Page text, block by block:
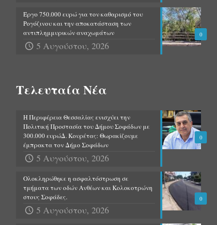
0
Έργο 750.000 ευρώ για τον καθαρισμό του
Ρογόζινου και την αποκατάσταση των
αντιπλημμυρικών αναχωμάτων
5 Αυγούστου, 2026
Τελευταία Νέα
0
Η Περιφέρεια Θεσσαλίας ενισχύει την
Πολιτική Προστασία του Δήμου Σοφάδων με
300.000 ευρώΔ. Κουρέτας: Θωρακίζουμε
έμπρακτα τον Δήμο Σοφάδων
5 Αυγούστου, 2026
0
Ολοκληρώθηκε η ασφαλτόστρωση σε
τμήματα των οδών Ανθέων και Κολοκοτρώνη
στους Σοφάδες.
5 Αυγούστου, 2026